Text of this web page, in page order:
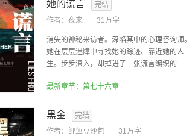
她的谎言
完结
作者： 夜来 31万字
消失的神秘来访者。深陷其中的心理咨询师。
她在层层迷障中寻找她的踪迹、靠近她的人
生。步步深入，却掉进了一张谎言编织的...
最新章节：第七十六章
黑金
完结
作者： 鲤鱼豆沙包 31万字